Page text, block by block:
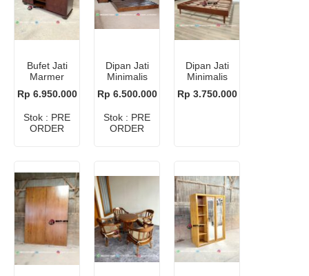
Bufet Jati
Marmer
Jakarta
Rp 6.950.000
Stok : PRE
ORDER
Dipan Jati
Minimalis
Rp 6.500.000
Stok : PRE
ORDER
Dipan Jati
Minimalis
Rp 3.750.000